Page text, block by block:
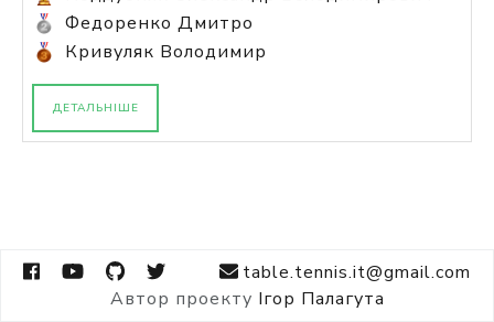
Федоренко Дмитро
Кривуляк Володимир
ДЕТАЛЬНІШЕ
table.tennis.it@gmail.com
Автор проекту Ігор Палагута